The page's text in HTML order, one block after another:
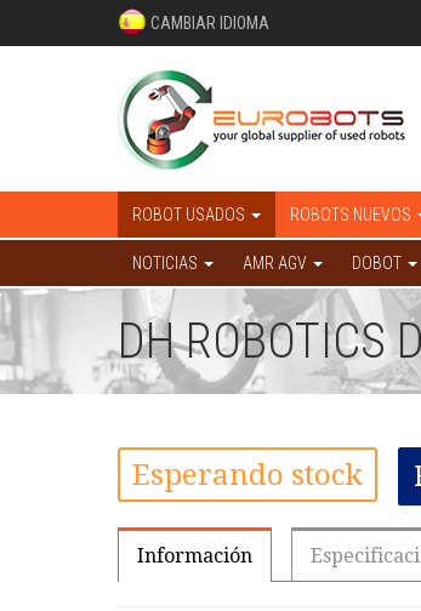
CAMBIAR IDIOMA
ROBOT USADOS ROBOTS NUEVOS
NOTICIAS AMR AGV DOBOT
DH ROBOTICS
Esperando stock
Información